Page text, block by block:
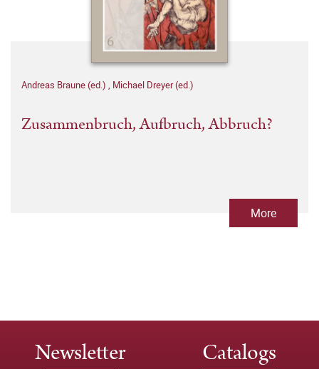
Andreas Braune (ed.) , Michael Dreyer (ed.)
Zusammenbruch, Aufbruch, Abbruch?
More
Newsletter Catalogs